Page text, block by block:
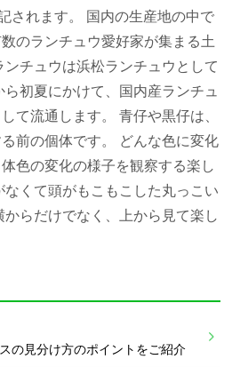
されます。 国内の生産地の中で
のランチュウ愛好家が集まる土
チュウは浜松ランチュウとして
初夏にかけて、国内産ランチュ
て流通します。 青仔や黒仔は、
前の個体です。 どんな色に変化
色の変化の様子を観察する楽し
なくて頭がもこもこした丸っこい
らだけでなく、上から見て楽し
の見分け方のポイントをご紹介